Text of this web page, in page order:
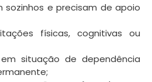
sozinhos e precisam de apoio
físicas, cognitivas ou
situação de dependência